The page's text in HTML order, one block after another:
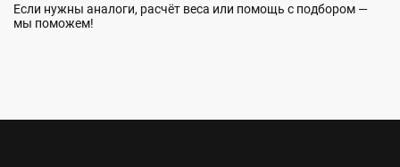
Если нужны аналоги, расчёт веса или помощь с подбором —
мы поможем!